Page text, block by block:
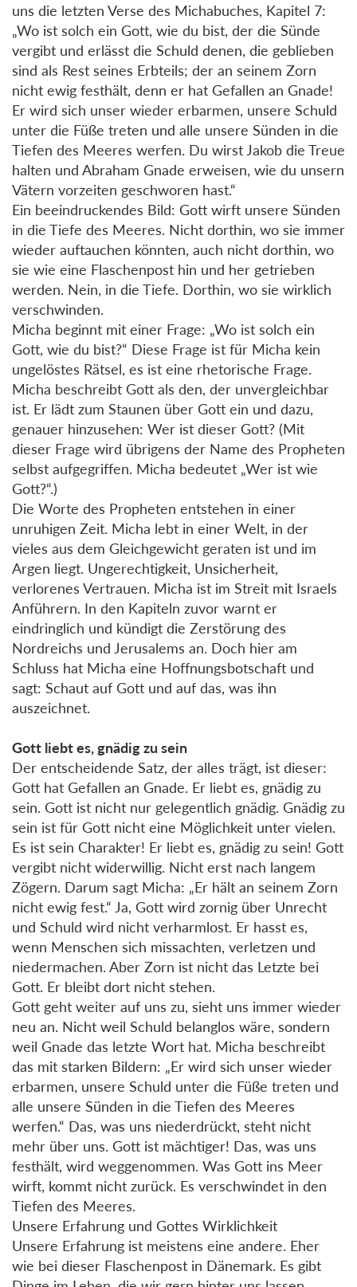
uns die letzten Verse des Michabuches, Kapitel 7:
„Wo ist solch ein Gott, wie du bist, der die Sünde
vergibt und erlässt die Schuld denen, die geblieben
sind als Rest seines Erbteils; der an seinem Zorn
nicht ewig festhält, denn er hat Gefallen an Gnade!
Er wird sich unser wieder erbarmen, unsere Schuld
unter die Füße treten und alle unsere Sünden in die
Tiefen des Meeres werfen. Du wirst Jakob die Treue
halten und Abraham Gnade erweisen, wie du unsern
Vätern vorzeiten geschworen hast.“
Ein beeindruckendes Bild: Gott wirft unsere Sünden
in die Tiefe des Meeres. Nicht dorthin, wo sie immer
wieder auftauchen könnten, auch nicht dorthin, wo
sie wie eine Flaschenpost hin und her getrieben
werden. Nein, in die Tiefe. Dorthin, wo sie wirklich
verschwinden.
Micha beginnt mit einer Frage: „Wo ist solch ein
Gott, wie du bist?“ Diese Frage ist für Micha kein
ungelöstes Rätsel, es ist eine rhetorische Frage.
Micha beschreibt Gott als den, der unvergleichbar
ist. Er lädt zum Staunen über Gott ein und dazu,
genauer hinzusehen: Wer ist dieser Gott? (Mit
dieser Frage wird übrigens der Name des Propheten
selbst aufgegriffen. Micha bedeutet „Wer ist wie
Gott?“.)
Die Worte des Propheten entstehen in einer
unruhigen Zeit. Micha lebt in einer Welt, in der
vieles aus dem Gleichgewicht geraten ist und im
Argen liegt. Ungerechtigkeit, Unsicherheit,
verlorenes Vertrauen. Micha ist im Streit mit Israels
Anführern. In den Kapiteln zuvor warnt er
eindringlich und kündigt die Zerstörung des
Nordreichs und Jerusalems an. Doch hier am
Schluss hat Micha eine Hoffnungsbotschaft und
sagt: Schaut auf Gott und auf das, was ihn
auszeichnet.
Gott liebt es, gnädig zu sein
Der entscheidende Satz, der alles trägt, ist dieser:
Gott hat Gefallen an Gnade. Er liebt es, gnädig zu
sein. Gott ist nicht nur gelegentlich gnädig. Gnädig zu
sein ist für Gott nicht eine Möglichkeit unter vielen.
Es ist sein Charakter! Er liebt es, gnädig zu sein! Gott
vergibt nicht widerwillig. Nicht erst nach langem
Zögern. Darum sagt Micha: „Er hält an seinem Zorn
nicht ewig fest.“ Ja, Gott wird zornig über Unrecht
und Schuld wird nicht verharmlost. Er hasst es,
wenn Menschen sich missachten, verletzen und
niedermachen. Aber Zorn ist nicht das Letzte bei
Gott. Er bleibt dort nicht stehen.
Gott geht weiter auf uns zu, sieht uns immer wieder
neu an. Nicht weil Schuld belanglos wäre, sondern
weil Gnade das letzte Wort hat. Micha beschreibt
das mit starken Bildern: „Er wird sich unser wieder
erbarmen, unsere Schuld unter die Füße treten und
alle unsere Sünden in die Tiefen des Meeres
werfen.“ Das, was uns niederdrückt, steht nicht
mehr über uns. Gott ist mächtiger! Das, was uns
festhält, wird weggenommen. Was Gott ins Meer
wirft, kommt nicht zurück. Es verschwindet in den
Tiefen des Meeres.
Unsere Erfahrung und Gottes Wirklichkeit
Unsere Erfahrung ist meistens eine andere. Eher
wie bei dieser Flaschenpost in Dänemark. Es gibt